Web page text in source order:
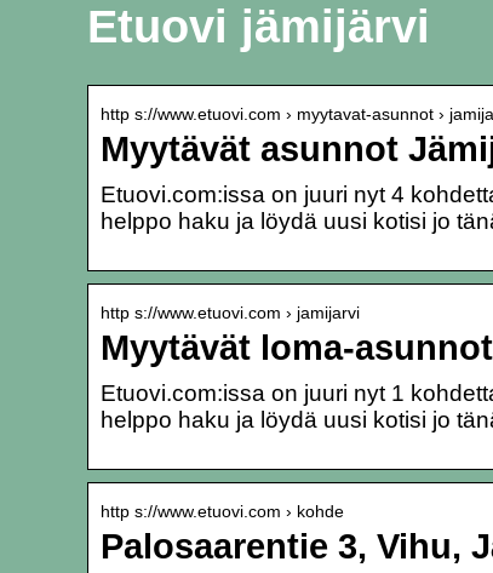
Etuovi jämijärvi
http s://www.etuovi.com › myytavat-asunnot ›
Myytävät asunnot
Etuovi.com:issa on juuri nyt 4
helppo haku ja löydä uusi kotisi jo
http s://www.etuovi.com › jamijarvi
Myytävät loma-
Etuovi.com:issa on juuri nyt 1
helppo haku ja löydä uusi kotisi jo
http s://www.etuovi.com › kohde
Palosaarentie 3, Vihu,